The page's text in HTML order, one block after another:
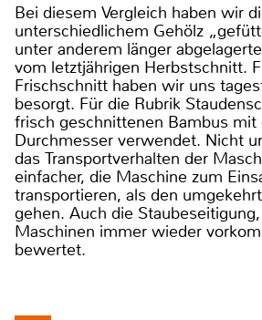
Bei diesem Vergleich haben wir
unterschiedlichem Gehölz
unter anderem länger
vom letztjährigen Herbstschnitt.
Frischschnitt haben wir uns
besorgt. Für die Rubrik
frisch geschnittenen Bambus mit
Durchmesser verwendet. Nicht
das Transportverhalten der
einfacher, die Maschine zum
transportieren, als den
gehen. Auch die
Maschinen immer wieder
bewertet.